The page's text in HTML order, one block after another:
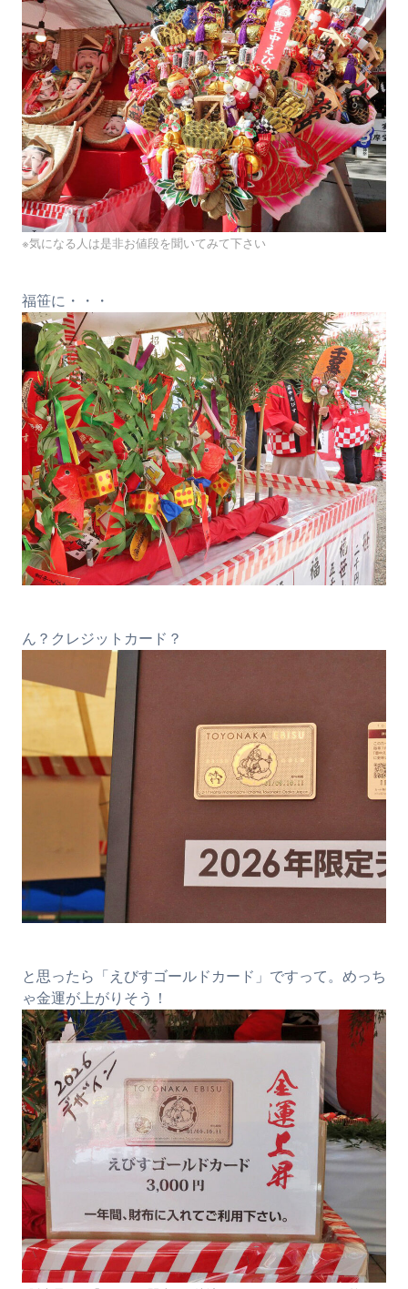
※気になる人は是非お値段を聞いてみて下さい
福笹に・・・
ん？クレジットカード？
と思ったら「えびすゴールドカード」ですって。めっち
ゃ金運が上がりそう！